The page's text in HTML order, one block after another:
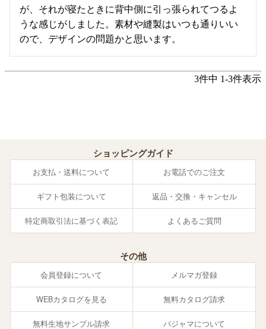
が、それが寝たときに背中側に引っ張られてつるよ
うな感じがしました。素材や縫製はいつも通りいい
ので、デザインの問題かと思います。
3件中 1-3件表示
ショッピングガイド
お支払・送料について お電話でのご注文
ギフト包装について 返品・交換・キャンセル
特定商取引法に基づく表記 よくあるご質問
その他
会員登録について メルマガ登録
WEBカタログを見る 無料カタログ請求
無料生地サンプル請求 パジャマについて